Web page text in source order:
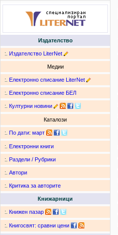
Издателство
:. Издателство LiterNet
Медии
:. Електронно списание LiterNet
:. Електронно списание БЕЛ
:. Културни новини
Каталози
:. По дати: март
:. Електронни книги
:. Раздели / Рубрики
:. Автори
:. Критика за авторите
Книжарници
:. Книжен пазар
:. Книгосвят: сравни цени